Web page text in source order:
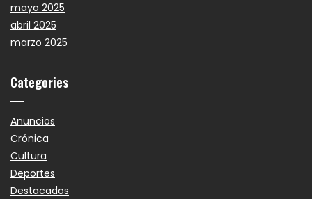
mayo 2025
abril 2025
marzo 2025
Categories
Anuncios
Crónica
Cultura
Deportes
Destacados